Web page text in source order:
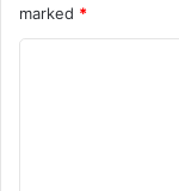
marked *